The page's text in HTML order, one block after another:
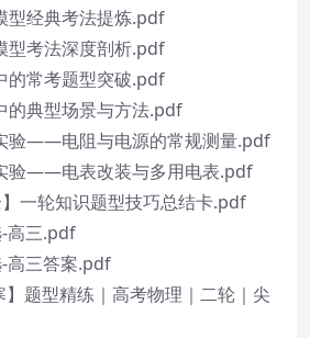
型经典考法提炼.pdf
型考法深度剖析.pdf
的常考题型突破.pdf
的典型场景与方法.pdf
验——电阻与电源的常规测量.pdf
验——电表改装与多用电表.pdf
一轮知识题型技巧总结卡.pdf
高三.pdf
高三答案.pdf
题型精练｜高考物理｜二轮｜尖